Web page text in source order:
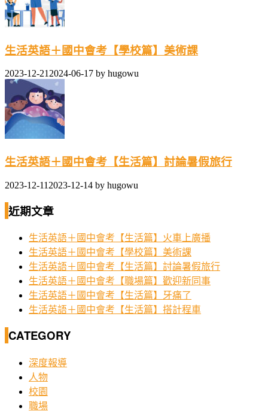
生活英語＋國中會考【學校篇】美術課
2023-12-212024-06-17 by hugowu
生活英語＋國中會考【生活篇】討論暑假旅行
2023-12-11 2023-12-14 by hugowu
近期文章
生活英語＋國中會考【生活篇】火車上廣播
生活英語＋國中會考【學校篇】美術課
生活英語＋國中會考【生活篇】討論暑假旅行
生活英語＋國中會考【職場篇】歡迎新同事
生活英語＋國中會考【生活篇】牙痛了
生活英語＋國中會考【生活篇】搭計程車
CATEGORY
深度報導
人物
校園
職場